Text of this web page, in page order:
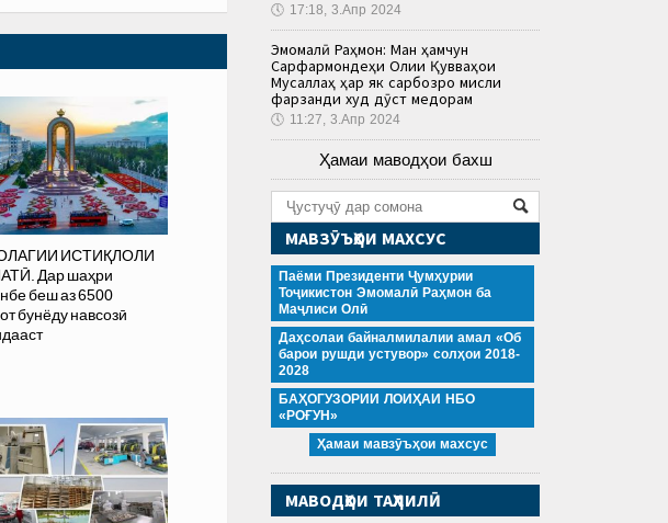
ИСТИҚЛОЛИ
Дар шаҳри
беш аз 6500
бунёду навсозӣ
🕔 17:18, 3.Апр 2024
Эмомалӣ Раҳмон: Ман ҳамчун
Сарфармондеҳи Олии Қувваҳои
Мусаллаҳ ҳар як сарбозро мисли
фарзанди худ дӯст медорам
🕔 11:27, 3.Апр 2024
Ҳамаи маводҳои бахш
МАВЗӮЪҲОИ МАХСУС
Паёми Президенти Ҷумҳурии
Тоҷикистон Эмомалӣ Раҳмон ба
Маҷлиси Олӣ
Даҳсолаи байналмилалии амал «Об
барои рушди устувор» солҳои 2018-
2028
БАҲОГУЗОРИИ ЛОИҲАИ НБО
«РОҒУН»
Ҳамаи мавзӯъҳои махсус
МАВОДҲОИ ТАҲЛИЛӢ